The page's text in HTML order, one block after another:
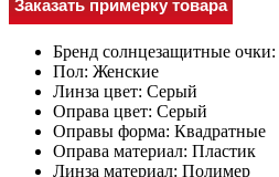
Заказать примерку товара
Бренд солнцезащитные очки:
Пол: Женские
Линза цвет: Серый
Оправа цвет: Серый
Оправы форма: Квадратные
Оправа материал: Пластик
Линза материал: Полимер